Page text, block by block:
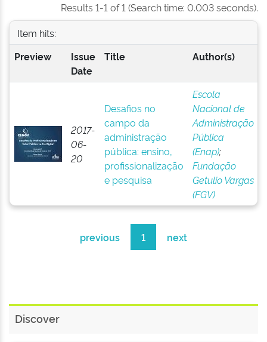
Results 1-1 of 1 (Search time: 0.003 seconds).
Item hits:
Preview
Issue
Date
Title Author(s)
2017-
06-
20
Desafios no
campo da
administração
pública: ensino,
profissionalização
e pesquisa
Escola
Nacional de
Administração
Pública
(Enap);
Fundação
Getulio Vargas
(FGV)
previous 1 next
Discover